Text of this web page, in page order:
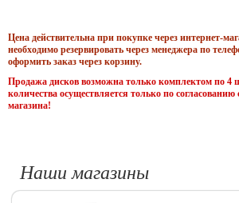
Цена действительна при покупке через интернет-
необходимо резервировать через менеджера по
оформить заказ через корзину.
Продажа дисков возможна только комплектом по 4
количества осуществляется только по
магазина!
Наши магазины